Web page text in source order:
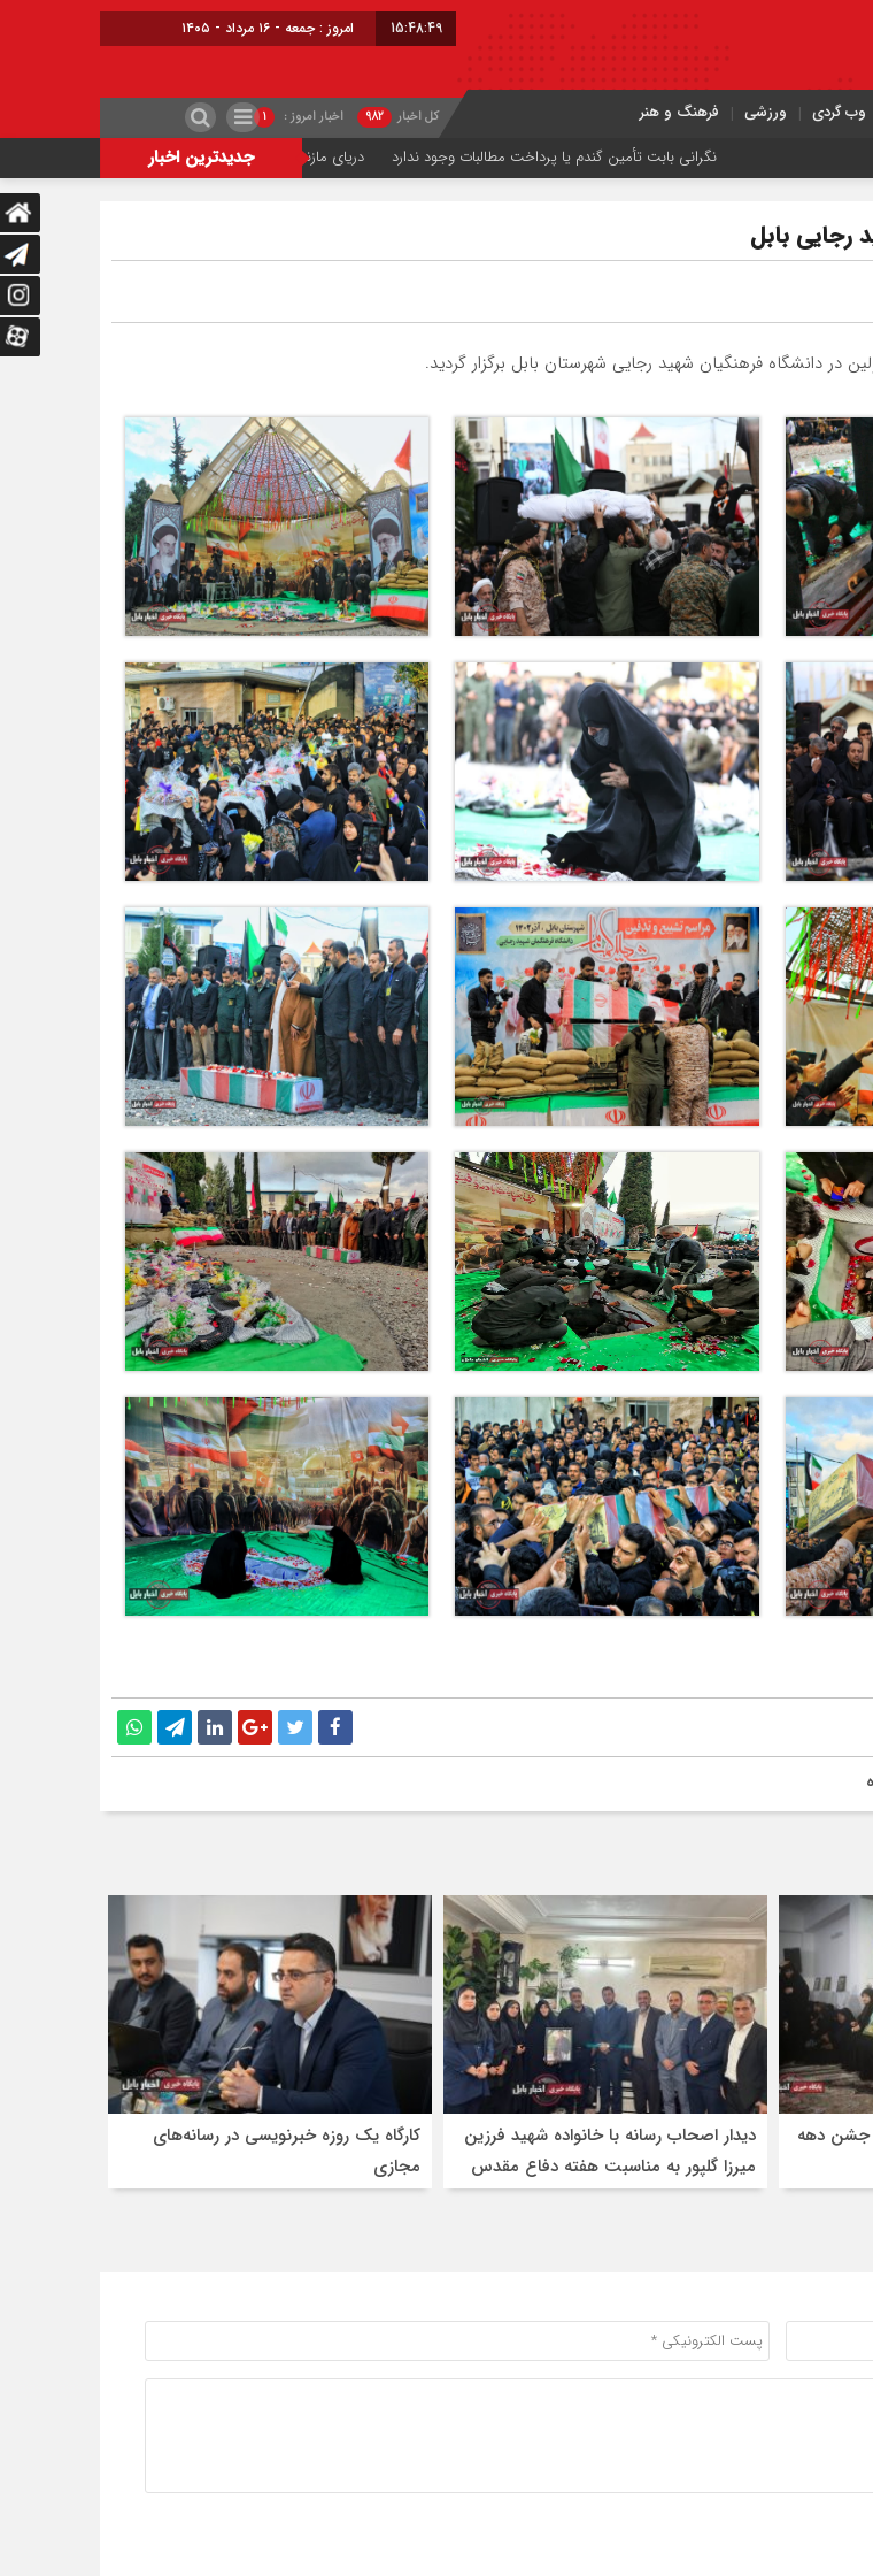
15:48:50 امروز : جمعه - ۱۶ مرداد - ۱۴۰۵
وب گردی ورزشی فرهنگ و هنر کل اخبار ۹۸۲ اخبار امروز : ۱
جدیدترین اخبار نگرانی بابت تأمین گندم یا پرداخت مطالبات وجود ندارد دریای مازندران موقتاً تعطیل می‌شود ترافیک اربعینی در جاده‌های شمال
رجایی بابل
دانشگاه فرهنگیان شهید رجایی شهرستان بابل برگزار گردید.
اسبو و جشن دهه
دیدار اصحاب رسانه با خانواده شهید فرزین
میرزا گلپور به مناسبت هفته دفاع مقدس
کارگاه یک روزه خبرنویسی در رسانه‌های
مجازی